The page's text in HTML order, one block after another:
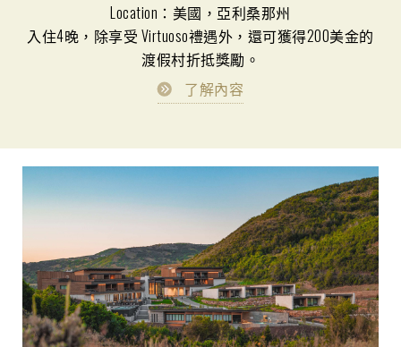
Location：美國，亞利桑那州
入住4晚，除享受 Virtuoso禮遇外，還可獲得200美金的
渡假村折抵獎勵。
了解內容